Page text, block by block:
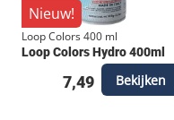
Nieuw!
Loop Colors 400 ml
Loop Colors Hydro 400ml
7,49 Bekijken